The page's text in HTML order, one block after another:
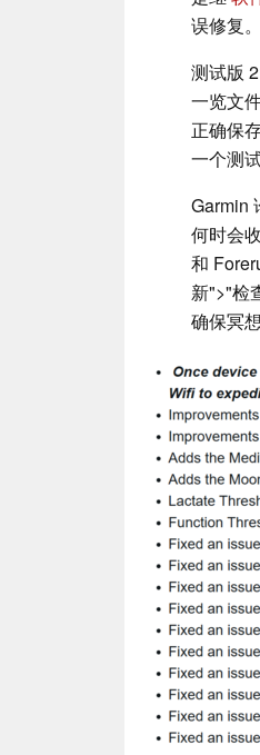
误修复。
测试版
一览文
正确保
一个测
Garmin
何时会
和
新">"检
确保冥